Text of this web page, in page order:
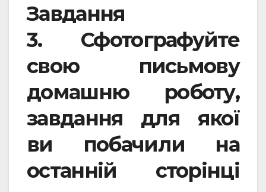
Завдання
3. Сфотографуйте
свою письмову
домашню роботу,
завдання для якої
ви побачили на
останній сторінці